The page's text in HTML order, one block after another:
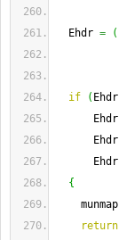
Ehdr = (
if ( Ehdr
Ehdr
Ehdr
Ehdr
{
munmap
return